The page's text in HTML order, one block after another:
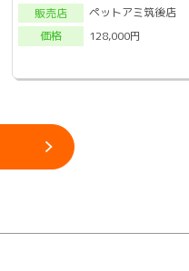
販売店
ペットアミ筑後店
価格
128,000円